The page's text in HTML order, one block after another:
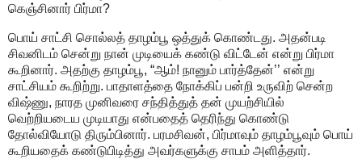
கெஞ்சினார் பிர்மா?
பொய் சாட்சி சொல்லத் தாழம்பூ ஒத்துக் கொண்டது. அதன்படி
சிவனிடம் சென்று நான் முடியைக் கண்டு விட்டேன் என்று பிர்மா
கூறினார். அதற்கு தாழம்பூ, “ஆம்! நானும் பார்த்தேன்’’ என்று
சாட்சியம் கூறிற்று. பாதாளத்தை நோக்கிப் பன்றி உருவிற் சென்ற
விஷ்ணு, நாரத முனிவரை சந்தித்துத் தன் முயற்சியில்
வெற்றியடைய முடியாது என்பதைத் தெரிந்து கொண்டு
தோல்வியோடு திரும்பினார். பரமசிவன், பிர்மாவும் தாழம்பூவும் பொய்
கூறியதைக் கண்டுபிடித்து அவர்களுக்கு சாபம் அளித்தார்.